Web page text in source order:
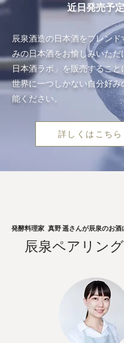
辰泉酒造の日本酒をブレン
みの日本酒をお愉しみいた
日本酒ラボ」を販売するこ
世界に一つしかない自分好
能ください。
詳しくはこちら
​近日発売予定
辰泉ペアリン
発酵料理家 真野 遥さんが辰泉のお酒